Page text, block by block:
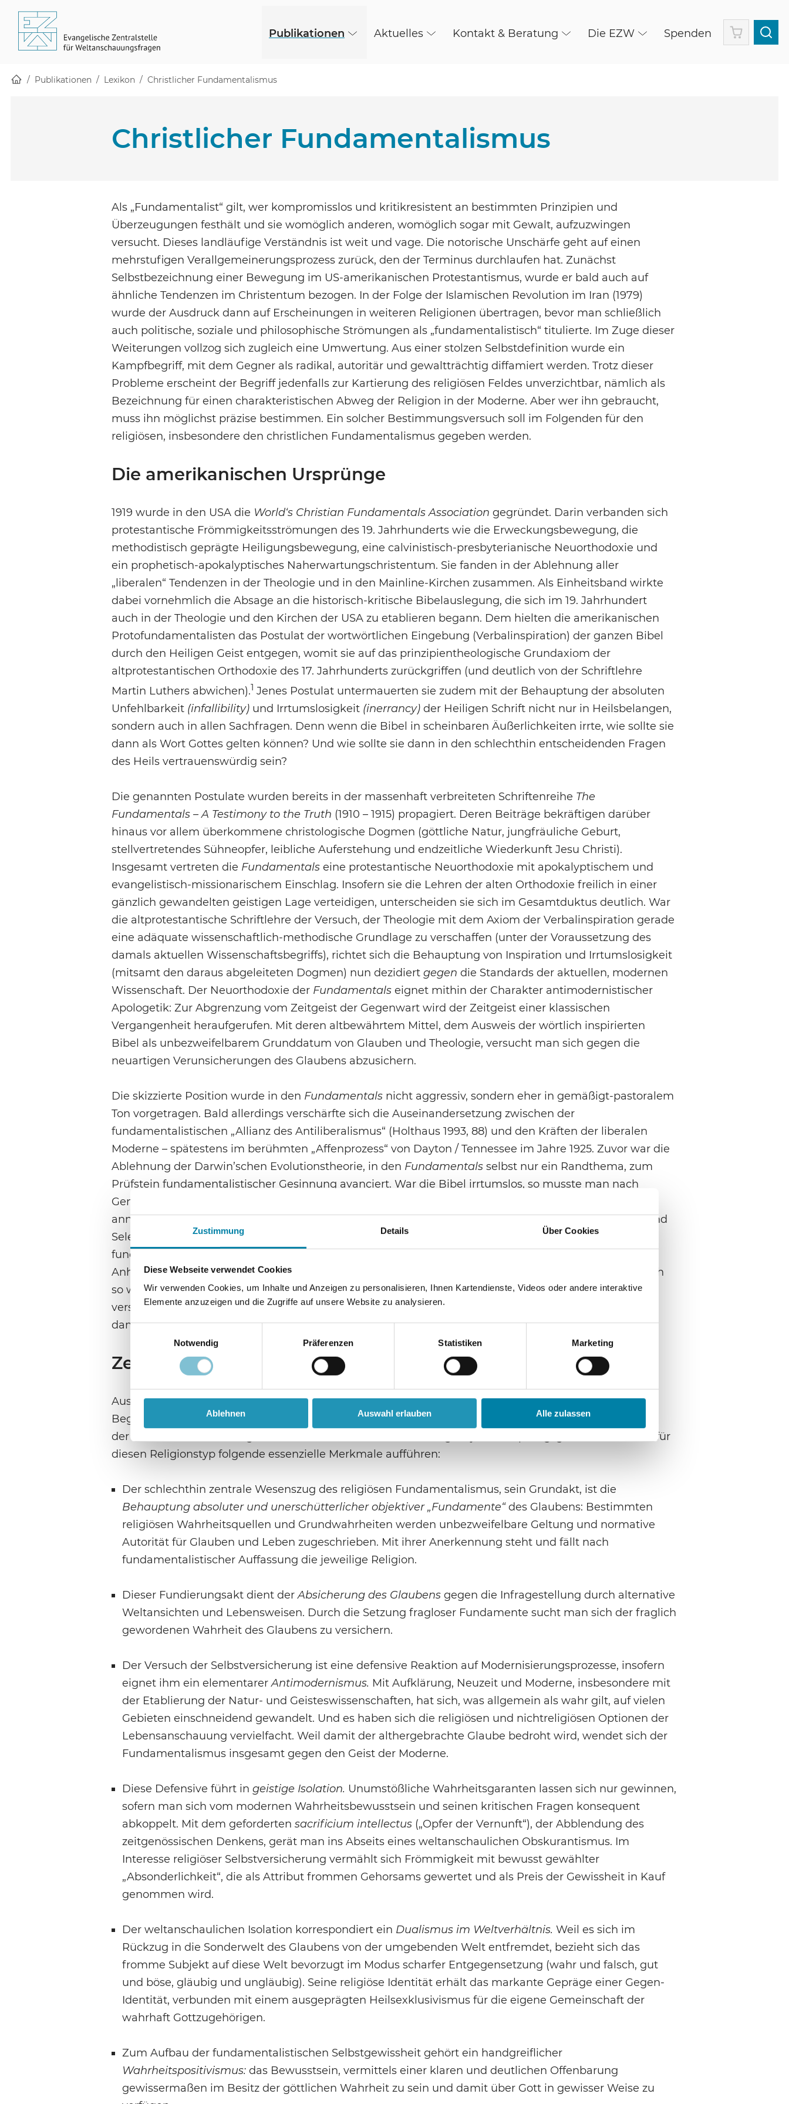
Zustimmung Details Über Cookies
Diese Webseite verwendet Cookies
Wir verwenden Cookies, um Inhalte und Anzeigen zu personalisieren, Ihnen Kartendienste, Videos oder andere interaktive
Elemente anzuzeigen und die Zugriffe auf unsere Website zu analysieren.
Notwendig
Präferenzen Statistiken Marketing
Ablehnen Auswahl erlauben Alle zulassen
Skip to main content
Publikationen
Aktuelles Kontakt & Beratung Die EZW Spenden Warenkorb
Publikationen Lexikon Christlicher Fundamentalismus
Christlicher Fundamentalismus
Als „Fundamentalist“ gilt, wer kompromisslos und kritikresistent an bestimmten Prinzipien und
Überzeugungen festhält und sie womöglich anderen, womöglich sogar mit Gewalt, aufzuzwingen
versucht. Dieses landläufige Verständnis ist weit und vage. Die notorische Unschärfe geht auf einen
mehrstufigen Verallgemeinerungsprozess zurück, den der Terminus durchlaufen hat. Zunächst
Selbstbezeichnung einer Bewegung im US-amerikanischen Protestantismus, wurde er bald auch auf
ähnliche Tendenzen im Christentum bezogen. In der Folge der Islamischen Revolution im Iran (1979)
wurde der Ausdruck dann auf Erscheinungen in weiteren Religionen übertragen, bevor man schließlich
auch politische, soziale und philosophische Strömungen als „fundamentalistisch“ titulierte. Im Zuge dieser
Weiterungen vollzog sich zugleich eine Umwertung. Aus einer stolzen Selbstdefinition wurde ein
Kampfbegriff, mit dem Gegner als radikal, autoritär und gewaltträchtig diffamiert werden. Trotz dieser
Probleme erscheint der Begriff jedenfalls zur Kartierung des religiösen Feldes unverzichtbar, nämlich als
Bezeichnung für einen charakteristischen Abweg der Religion in der Moderne. Aber wer ihn gebraucht,
muss ihn möglichst präzise bestimmen. Ein solcher Bestimmungsversuch soll im Folgenden für den
religiösen, insbesondere den christlichen Fundamentalismus gegeben werden.
Die amerikanischen Ursprünge
1919 wurde in den USA die World‘s Christian Fundamentals Association gegründet. Darin verbanden sich
protestantische Frömmigkeitsströmungen des 19. Jahrhunderts wie die Erweckungsbewegung, die
methodistisch geprägte Heiligungsbewegung, eine calvinistisch-presbyterianische Neuorthodoxie und
ein prophetisch-apokalyptisches Naherwartungschristentum. Sie fanden in der Ablehnung aller
„liberalen“ Tendenzen in der Theologie und in den Mainline-Kirchen zusammen. Als Einheitsband wirkte
dabei vornehmlich die Absage an die historisch-kritische Bibelauslegung, die sich im 19. Jahrhundert
auch in der Theologie und den Kirchen der USA zu etablieren begann. Dem hielten die amerikanischen
Protofundamentalisten das Postulat der wortwörtlichen Eingebung (Verbalinspiration) der ganzen Bibel
durch den Heiligen Geist entgegen, womit sie auf das prinzipientheologische Grundaxiom der
altprotestantischen Orthodoxie des 17. Jahrhunderts zurückgriffen (und deutlich von der Schriftlehre
Martin Luthers abwichen).1 Jenes Postulat untermauerten sie zudem mit der Behauptung der absoluten
Unfehlbarkeit (infallibility) und Irrtumslosigkeit (inerrancy) der Heiligen Schrift nicht nur in Heilsbelangen,
sondern auch in allen Sachfragen. Denn wenn die Bibel in scheinbaren Äußerlichkeiten irrte, wie sollte sie
dann als Wort Gottes gelten können? Und wie sollte sie dann in den schlechthin entscheidenden Fragen
des Heils vertrauenswürdig sein?
Die genannten Postulate wurden bereits in der massenhaft verbreiteten Schriftenreihe The
Fundamentals – A Testimony to the Truth (1910 – 1915) propagiert. Deren Beiträge bekräftigen darüber
hinaus vor allem überkommene christologische Dogmen (göttliche Natur, jungfräuliche Geburt,
stellvertretendes Sühneopfer, leibliche Auferstehung und endzeitliche Wiederkunft Jesu Christi).
Insgesamt vertreten die Fundamentals eine protestantische Neuorthodoxie mit apokalyptischem und
evangelistisch-missionarischem Einschlag. Insofern sie die Lehren der alten Orthodoxie freilich in einer
gänzlich gewandelten geistigen Lage verteidigen, unterscheiden sie sich im Gesamtduktus deutlich. War
die altprotestantische Schriftlehre der Versuch, der Theologie mit dem Axiom der Verbalinspiration gerade
eine adäquate wissenschaftlich-methodische Grundlage zu verschaffen (unter der Voraussetzung des
damals aktuellen Wissenschaftsbegriffs), richtet sich die Behauptung von Inspiration und Irrtumslosigkeit
(mitsamt den daraus abgeleiteten Dogmen) nun dezidiert gegen die Standards der aktuellen, modernen
Wissenschaft. Der Neuorthodoxie der Fundamentals eignet mithin der Charakter antimodernistischer
Apologetik: Zur Abgrenzung vom Zeitgeist der Gegenwart wird der Zeitgeist einer klassischen
Vergangenheit heraufgerufen. Mit deren altbewährtem Mittel, dem Ausweis der wörtlich inspirierten
Bibel als unbezweifelbarem Grunddatum von Glauben und Theologie, versucht man sich gegen die
neuartigen Verunsicherungen des Glaubens abzusichern.
Die skizzierte Position wurde in den Fundamentals nicht aggressiv, sondern eher in gemäßigt-pastoralem
Ton vorgetragen. Bald allerdings verschärfte sich die Auseinandersetzung zwischen der
fundamentalistischen „Allianz des Antiliberalismus“ (Holthaus 1993, 88) und den Kräften der liberalen
Moderne – spätestens im berühmten „Affenprozess“ von Dayton / Tennessee im Jahre 1925. Zuvor war die
Ablehnung der Darwin’schen Evolutionstheorie, in den Fundamentals selbst nur ein Randthema, zum
Prüfstein fundamentalistischer Gesinnung avanciert. War die Bibel irrtumslos, so musste man nach
Genesis 1 auch die Schöpfung der Welt und aller ihrer Lebewesen in buchstäblich sechs Tagen
annehmen, gegen die Lehre von der langsamen Entstehung der Arten durch Prozesse von Mutation und
Selektion (einschließlich der Abstammung des Menschen vom Affen!). Der Prozess trug der
fundamentalistischen Partei einen juristischen Sieg ein, zugleich aber ein Publicity-Desaster: Ihre
Anhänger wurden in den Medien als fromme Hinterwäldler dargestellt und vom Publikum mehrheitlich
so wahrgenommen. Die Bewegung zog sich daraufhin aus der Öffentlichkeit zurück und verlegte sich
verstärkt auf die Gründung von Bibelschulen und eigenen publizistischen Organen. Sie verankerte sich
damit fest in der US-amerikanischen Gesellschaft – und sammelte Kräfte für ein Comeback.
Zentrale Charakteristika des religiösen Fundamentalismus
Ausgehend von der amerikanischen Ursprungsgestalt bildete sich ein religionswissenschaftlicher
Begriffsgebrauch aus, wonach „Fundamentalismus“ einen bestimmten Typus von Religion bezeichnet,
der in verschiedenen Religionen auftreten kann. In Orientierung an jener Ursprungsgestalt lassen sich für
diesen Religionstyp folgende essenzielle Merkmale aufführen:
Der schlechthin zentrale Wesenszug des religiösen Fundamentalismus, sein Grundakt, ist die
Behauptung absoluter und unerschütterlicher objektiver „Fundamente“des Glaubens: Bestimmten
religiösen Wahrheitsquellen und Grundwahrheiten werden unbezweifelbare Geltung und normative
Autorität für Glauben und Leben zugeschrieben. Mit ihrer Anerkennung steht und fällt nach
fundamentalistischer Auffassung die jeweilige Religion.
Dieser Fundierungsakt dient derAbsicherung des Glaubens gegen die Infragestellung durch alternative
Weltansichten und Lebensweisen. Durch die Setzung fragloser Fundamente sucht man sich der fraglich
gewordenen Wahrheit des Glaubens zu versichern.
Der Versuch der Selbstversicherung ist eine defensive Reaktion auf Modernisierungsprozesse, insofern
eignet ihm ein elementarerAntimodernismus. Mit Aufklärung, Neuzeit und Moderne, insbesondere mit
der Etablierung der Natur- und Geisteswissenschaften, hat sich, was allgemein als wahr gilt, auf vielen
Gebieten einschneidend gewandelt. Und es haben sich die religiösen und nichtreligiösen Optionen der
Lebensanschauung vervielfacht. Weil damit der althergebrachte Glaube bedroht wird, wendet sich der
Fundamentalismus insgesamt gegen den Geist der Moderne.
Diese Defensive führt in geistige Isolation. Unumstößliche Wahrheitsgaranten lassen sich nur gewinnen,
sofern man sich vom modernen Wahrheitsbewusstsein und seinen kritischen Fragen konsequent
abkoppelt. Mit dem geforderten sacrificium intellectus („Opfer der Vernunft“), der Abblendung des
zeitgenössischen Denkens, gerät man ins Abseits eines weltanschaulichen Obskurantismus. Im
Interesse religiöser Selbstversicherung vermählt sich Frömmigkeit mit bewusst gewählter
„Absonderlichkeit“, die als Attribut frommen Gehorsams gewertet und als Preis der Gewissheit in Kauf
genommen wird.
Der weltanschaulichen Isolation korrespondiert ein Dualismus im Weltverhältnis. Weil es sich im
Rückzug in die Sonderwelt des Glaubens von der umgebenden Welt entfremdet, bezieht sich das
fromme Subjekt auf diese Welt bevorzugt im Modus scharfer Entgegensetzung (wahr und falsch, gut
und böse, gläubig und ungläubig). Seine religiöse Identität erhält das markante Gepräge einer Gegen-
Identität, verbunden mit einem ausgeprägten Heilsexklusivismus für die eigene Gemeinschaft der
wahrhaft Gottzugehörigen.
Zum Aufbau der fundamentalistischen Selbstgewissheit gehört ein handgreiflicher
Wahrheitspositivismus: das Bewusstsein, vermittels einer klaren und deutlichen Offenbarung
gewissermaßen im Besitz der göttlichen Wahrheit zu sein und damit über Gott in gewisser Weise zu
(öffnet in einem neuen Fenster)